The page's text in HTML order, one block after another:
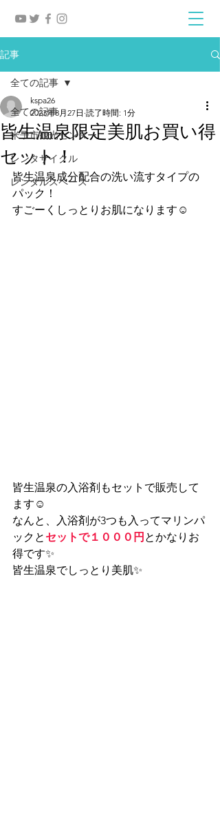
記事
全ての記事
米子市観光センター
レンタサイクル
レンタルスペース
全ての記事
皆生温泉限定美肌お買い得
セット！
kspa26
2023年8月27日 読了時間: 1分
皆生温泉成分配合の洗い流すタイプの
パック！
すごーくしっとりお肌になります☺
皆生温泉の入浴剤もセットで販売して
ます☺
なんと、入浴剤が3つも入ってマリンパ
ックと セットで１０００円 とかなりお
得です✨
皆生温泉でしっとり美肌✨